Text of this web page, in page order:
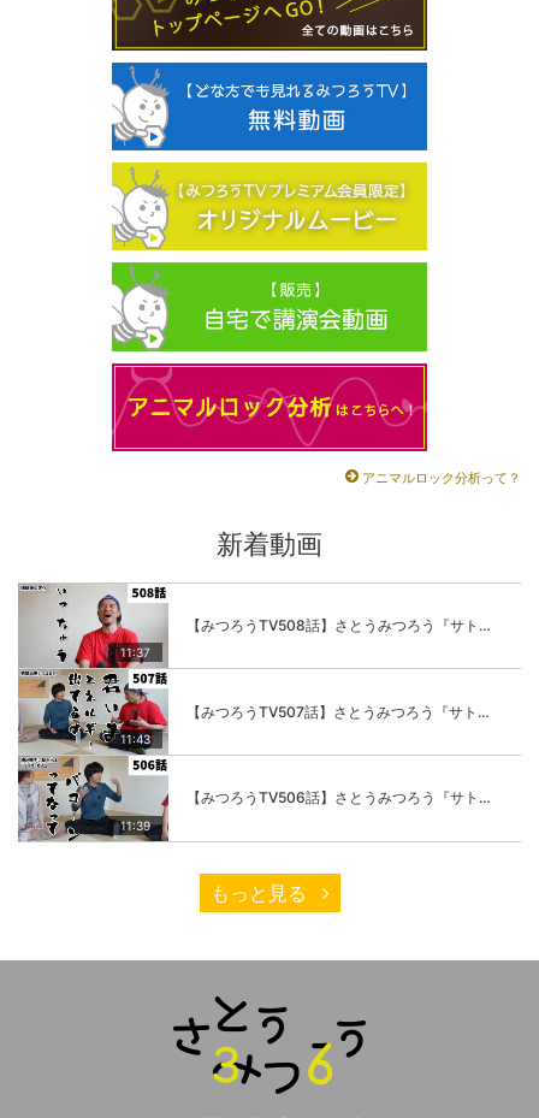
アニマルロック分析って？
新着動画
11:37
【みつろうTV508話】さとうみつろう『サトレル男塾』編④「“毎日”が変わります。楽しく」
11:43
【みつろうTV507話】さとうみつろう『サトレル男塾』編③「快楽は“自分のカラダの内側”にしかない」
11:39
【みつろうTV506話】さとうみつろう『サトレル男塾』編②「不思議な棒をお尻に…」
もっと見る